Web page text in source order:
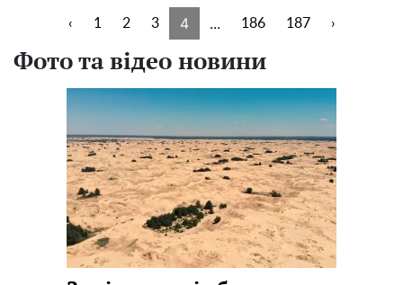
‹ 1 2 3 4 ... 186 187 ›
Фото та відео новини